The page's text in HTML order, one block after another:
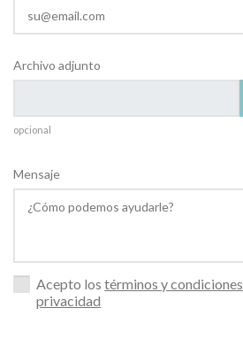
Archivo adjunto
opcional
Mensaje
Acepto lostérminos y condiciones
privacidad